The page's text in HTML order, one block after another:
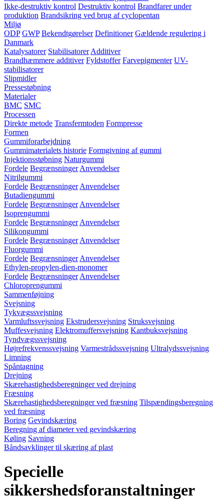
Ikke-destruktiv kontrol Destruktiv kontrol Brandfarer under
produktion Brandsikring ved brug af cyclopentan
Miljø
ODP GWP Bekendtgørelser Definitioner Gældende regulering i
Danmark
Katalysatorer Stabilisatorer Additiver
Brandhæmmere additiver Fyldstoffer Farvepigmenter UV-
stabilisatorer
Slipmidler
Pressestøbning
Materialer
BMC SMC
Processen
Direkte metode Transfermtoden Formpresse
Formen
Gummiforarbejdning
Gummimaterialets historie Formgivning af gummi
Injektionsstøbning Naturgummi
Fordele Begrænsninger Anvendelser
Nitrilgummi
Fordele Begrænsninger Anvendelser
Butadiengummi
Fordele Begrænsninger Anvendelser
Isoprengummi
Fordele Begrænsninger Anvendelser
Silikongummi
Fordele Begrænsninger Anvendelser
Fluorgummi
Fordele Begrænsninger Anvendelser
Ethylen-propylen-dien-monomer
Fordele Begrænsninger Anvendelser
Chloroprengummi
Sammenføjning
Svejsning
Tykvægssvejsning
Varmluftssvejsning Ekstrudersvejsning Struksvejsning
Muffesvejsning Elektromuffersvejsning Kantbuksvejsning
Tyndvægssvejsning
Højrefrekvenssvejsning Varmestrådssvejsning Ultralydssvejsning
Limning
Spåntagning
Drejning
Skærehastighedsberegninger ved drejning
Fræsning
Skærehastighedsberegninger ved fræsning Tilspændingsberegning
ved fræsning
Boring Gevindskæring
Beregning af diameter ved gevindskæring
Køling Savning
Båndsavklinger til skæring af plast
Specielle
sikkershedsforanstaltninger